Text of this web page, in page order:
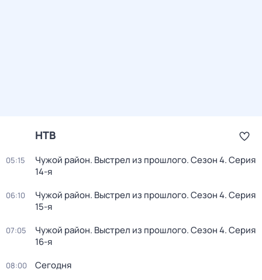
НТВ
05:15 Чужой район. Выстрел из прошлого. Сезон 4. Серия
14-я
06:10 Чужой район. Выстрел из прошлого. Сезон 4. Серия
15-я
07:05 Чужой район. Выстрел из прошлого. Сезон 4. Серия
16-я
08:00 Сегодня